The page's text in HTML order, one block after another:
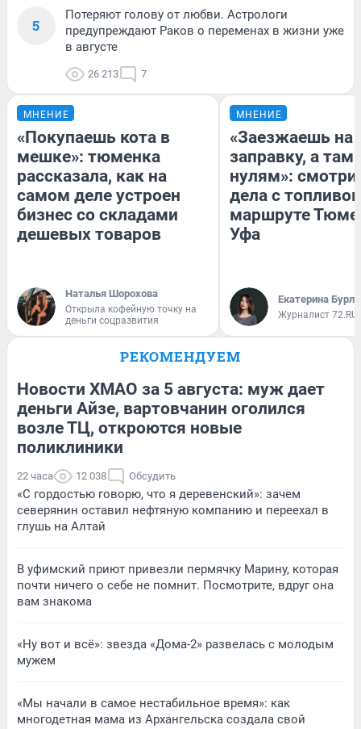
5
Потеряют голову от любви. Астрологи
предупреждают Раков о переменах в жизни уже
в августе
26 213 7
МНЕНИЕ
«Покупаешь кота в
мешке»: тюменка
рассказала, как на
самом деле устроен
бизнес со складами
дешевых товаров
Наталья Шорохова
Открыла кофейную точку на
деньги соцразвития
МНЕНИЕ
«Заезжаешь на
заправку, а там
нулям»:
дела с
маршруте
Уфа
Екатерина
Журналист 72.RU
РЕКОМЕНДУЕМ
Новости ХМАО за 5 августа: муж дает
деньги Айзе, вартовчанин оголился
возле ТЦ, откроются новые
поликлиники
22 часа 12 038 Обсудить
«С гордостью говорю, что я деревенский»: зачем
северянин оставил нефтяную компанию и переехал в
глушь на Алтай
В уфимский приют привезли пермячку Марину, которая
почти ничего о себе не помнит. Посмотрите, вдруг она
вам знакома
«Ну вот и всё»: звезда «Дома-2» развелась с молодым
мужем
«Мы начали в самое нестабильное время»: как
многодетная мама из Архангельска создала свой